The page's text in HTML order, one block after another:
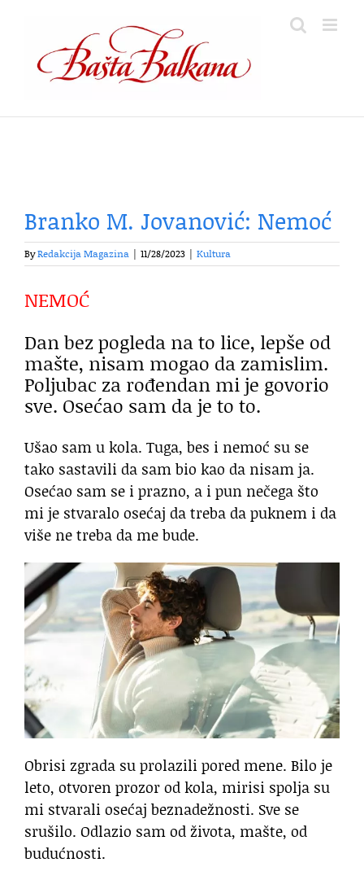
content
Branko M. Jovanović: Nemoć
ByRedakcija Magazina 11/28/2023 Kultura
NEMOĆ
Dan bez pogleda na to lice, lepše od
mašte, nisam mogao da zamislim.
Poljubac za rođendan mi je govorio
sve. Osećao sam da je to to.
Ušao sam u kola. Tuga, bes i nemoć su se
tako sastavili da sam bio kao da nisam ja.
Osećao sam se i prazno, a i pun nečega što
mi je stvaralo osećaj da treba da puknem i da
više ne treba da me bude.
Obrisi zgrada su prolazili pored mene. Bilo je
leto, otvoren prozor od kola, mirisi spolja su
mi stvarali osećaj beznadežnosti. Sve se
srušilo. Odlazio sam od života, mašte, od
budućnosti.